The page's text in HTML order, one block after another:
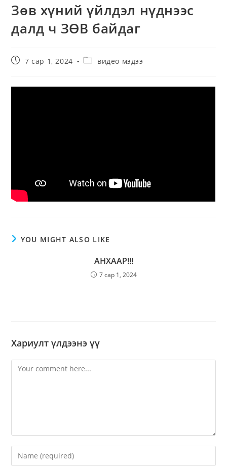
Зөв хүний үйлдэл нүднээс
далд ч ЗӨВ байдаг
7 сар 1, 2024 видео мэдээ
YOU MIGHT ALSO LIKE
АНХААР!!!
7 сар 1, 2024
Хариулт үлдээнэ үү